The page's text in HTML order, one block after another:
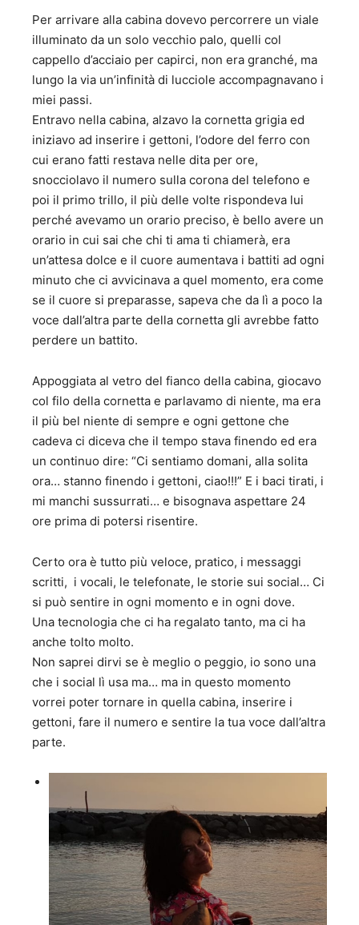
Per arrivare alla cabina dovevo percorrere un viale
illuminato da un solo vecchio palo, quelli col
cappello d’acciaio per capirci, non era granché, ma
lungo la via un’infinità di lucciole accompagnavano i
miei passi.
Entravo nella cabina, alzavo la cornetta grigia ed
iniziavo ad inserire i gettoni, l’odore del ferro con
cui erano fatti restava nelle dita per ore,
snocciolavo il numero sulla corona del telefono e
poi il primo trillo, il più delle volte rispondeva lui
perché avevamo un orario preciso, è bello avere un
orario in cui sai che chi ti ama ti chiamerà, era
un’attesa dolce e il cuore aumentava i battiti ad ogni
minuto che ci avvicinava a quel momento, era come
se il cuore si preparasse, sapeva che da lì a poco la
voce dall’altra parte della cornetta gli avrebbe fatto
perdere un battito.
Appoggiata al vetro del fianco della cabina, giocavo
col filo della cornetta e parlavamo di niente, ma era
il più bel niente di sempre e ogni gettone che
cadeva ci diceva che il tempo stava finendo ed era
un continuo dire: “Ci sentiamo domani, alla solita
ora… stanno finendo i gettoni, ciao!!!” E i baci tirati, i
mi manchi sussurrati… e bisognava aspettare 24
ore prima di potersi risentire.
Certo ora è tutto più veloce, pratico, i messaggi
scritti, i vocali, le telefonate, le storie sui social… Ci
si può sentire in ogni momento e in ogni dove.
Una tecnologia che ci ha regalato tanto, ma ci ha
anche tolto molto.
Non saprei dirvi se è meglio o peggio, io sono una
che i social lì usa ma… ma in questo momento
vorrei poter tornare in quella cabina, inserire i
gettoni, fare il numero e sentire la tua voce dall’altra
parte.